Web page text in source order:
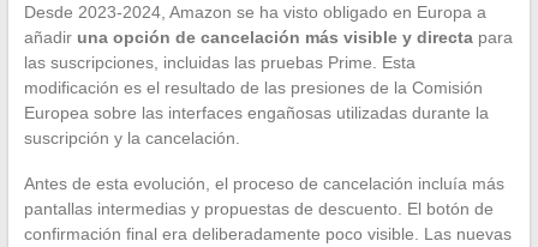
Desde 2023-2024, Amazon se ha visto obligado en Europa a
añadir una opción de cancelación más visible y directapara
las suscripciones, incluidas las pruebas Prime. Esta
modificación es el resultado de las presiones de la Comisión
Europea sobre las interfaces engañosas utilizadas durante la
suscripción y la cancelación.
Antes de esta evolución, el proceso de cancelación incluía más
pantallas intermedias y propuestas de descuento. El botón de
confirmación final era deliberadamente poco visible. Las nuevas